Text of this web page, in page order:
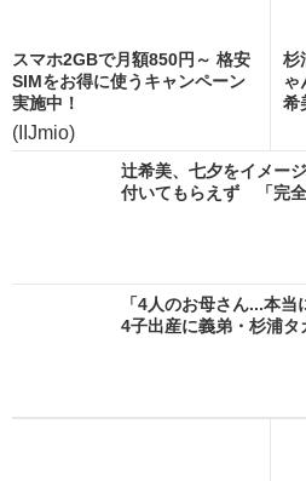
スマホ2GBで月額850円～ 格安
SIMをお得に使うキャンペーン
実施中！
(IIJmio)
杉
ゃ
希
辻希美、七夕をイメー
付いてもらえず 「完
「4人のお母さん...本
4子出産に義弟・杉浦タ